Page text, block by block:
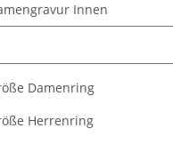
Innen
Damenring
Herrenring